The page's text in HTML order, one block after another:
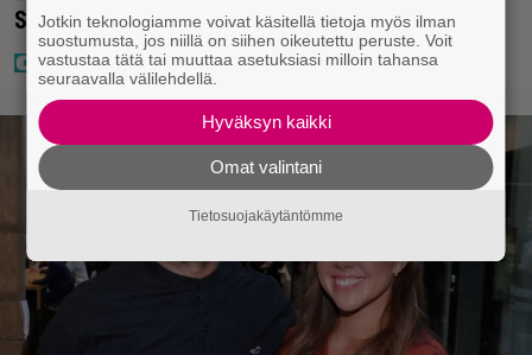
Suomen isoin voitto meni
Jotkin teknologiamme voivat käsitellä tietoja myös ilman
suostumusta, jos niillä on siihen oikeutettu peruste. Voit
vastustaa tätä tai muuttaa asetuksiasi milloin tahansa
seuraavalla välilehdellä.
Hyväksyn kaikki
Omat valintani
Tietosuojakäytäntömme